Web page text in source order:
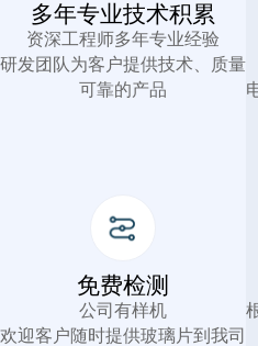
多年专业技术积累
资深工程师多年专业经验
研发团队为客户提供技术、质量
可靠的产品
免费检测
公司有样机
欢迎客户随时提供玻璃片到我司